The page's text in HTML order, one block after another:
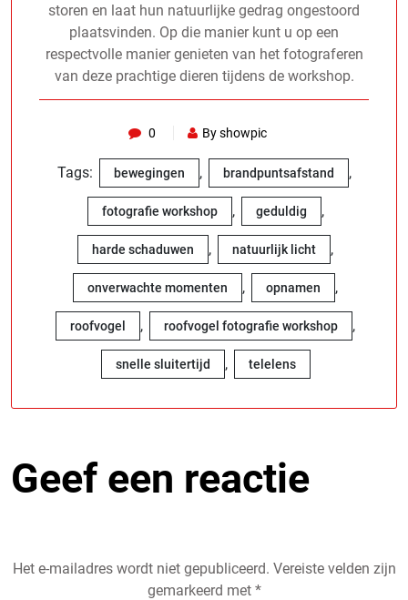
storen en laat hun natuurlijke gedrag ongestoord
plaatsvinden. Op die manier kunt u op een
respectvolle manier genieten van het fotograferen
van deze prachtige dieren tijdens de workshop.
0 By showpic
Tags: bewegingen , brandpuntsafstand ,
fotografie workshop , geduldig ,
harde schaduwen , natuurlijk licht ,
onverwachte momenten , opnamen ,
roofvogel , roofvogel fotografie workshop ,
snelle sluitertijd , telelens
Geef een reactie
Het e-mailadres wordt niet gepubliceerd. Vereiste velden zijn
gemarkeerd met *